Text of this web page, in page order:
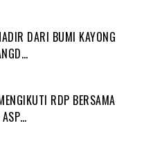
DARI BUMI KAYONG
RDP BERSAMA
ASP…